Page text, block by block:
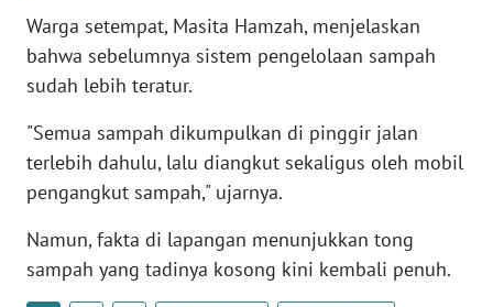
Warga setempat, Masita Hamzah, menjelaskan
bahwa sebelumnya sistem pengelolaan sampah
sudah lebih teratur.
"Semua sampah dikumpulkan di pinggir jalan
terlebih dahulu, lalu diangkut sekaligus oleh mobil
pengangkut sampah," ujarnya.
Namun, fakta di lapangan menunjukkan tong
sampah yang tadinya kosong kini kembali penuh.
PAPUA
BARAT
RIAU
SERAMBI